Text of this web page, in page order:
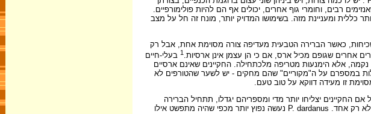
רבים, וחומרי גוף אחרים, יכולים אף הם להיות פולימורפיים.
כללית ומעניינת מזה. בשימושו המדויק יותר, מונח זה חל על מצב
בשכיחות, כאשר הברירה הטבעית מעדיפה צורה מסוימת אחת, אבל רק
1 בעלי-חיים
אלא הימנעות מטריפה מלכתחילה. החקיינים שאינם ארסיים
במספרם על ה"מקוריים" שהם מחקים - יש לשער שהטורפים לא
זו מעידה דווקא על טוב טעם.
יצליחו יותר מדי ומספריהם יגדלו, תתחיל הברירה
הטבעית לפעול נגדם. מכאן שיש לפני אוכלוסייה של חקיינים רק דרך אחת להתרחב, והיא לאמץ כמה וכמה דגמים מקוריים, לא רק אחד. P. dardanus נעשה נפוץ יותר מכפי שהיה מתפשט אילו